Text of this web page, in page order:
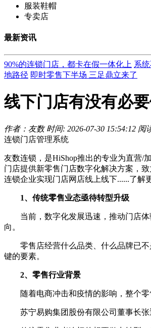
服装鞋帽
专卖店
最新资讯
90%的连锁门店，都卡在假一体化上 系
地路径 即时零售下半场 三足鼎立来了
线下门店有没有必
作者：友数 时间: 2026-07-30 15:54:12 阅
连锁门店管理系统
友数连锁，是HiShop推出的专业为直营/
门店提供新零售门店数字化解决方案，
连锁企业实现门店网店线上线下......了解
1、传统零售业态亟待转型升级
当前，数字化发展迅速，推动门店体
向。
零售店经营什么品类、什么品牌已不
键的要素。
2、零售行业背景
随着电商冲击和疫情的影响，整个零
苏宁易购集团股份有限公司董事长张